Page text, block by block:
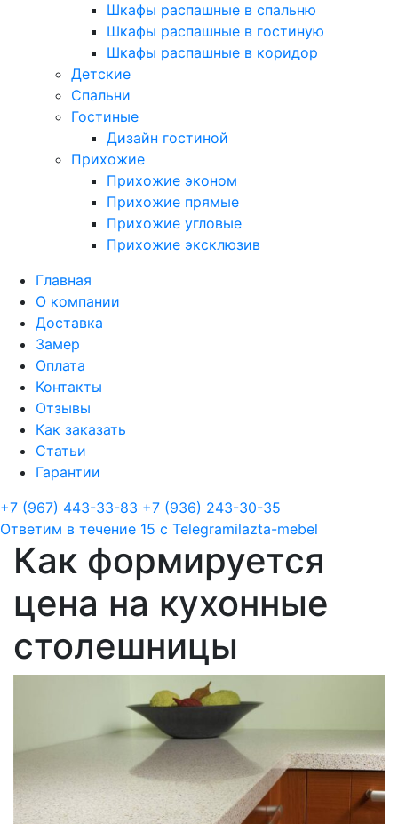
Шкафы распашные в спальню
Шкафы распашные в гостиную
Шкафы распашные в коридор
Детские
Спальни
Гостиные
Дизайн гостиной
Прихожие
Прихожие эконом
Прихожие прямые
Прихожие угловые
Прихожие эксклюзив
Главная
О компании
Доставка
Замер
Оплата
Контакты
Отзывы
Как заказать
Статьи
Гарантии
+7 (967) 443-33-83 +7 (936) 243-30-35
Ответим в течение 15 с Telegramilazta-mebel
Как формируется
цена на кухонные
столешницы